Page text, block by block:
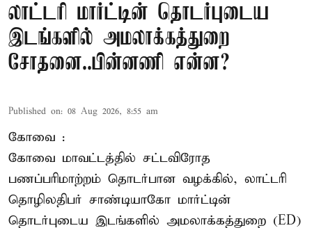
லாட்டரி மார்ட்டின் தொடர்புடைய
இடங்களில் அமலாக்கத்துறை
சோதனை..பின்னணி என்ன?
Published on: 08 Aug 2026, 8:55 am
கோவை :
கோவை மாவட்டத்தில் சட்டவிரோத
பணப்பரிமாற்றம் தொடர்பான வழக்கில், லாட்டரி
தொழிலதிபர் சாண்டியாகோ மார்ட்டின்
தொடர்புடைய இடங்களில் அமலாக்கத்துறை (ED)